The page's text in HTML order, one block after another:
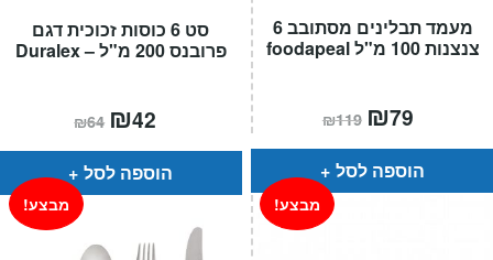
סט 6 כוסות זכוכית דגם
פרובנס 200 מ"ל – Duralex
₪64 המחיר
המקורי
היה:
₪64.
₪42
הוא:
הוספה לסל
מעמד תבלינים מסתובב 6
צנצנות 100 מ"ל foodapeal
₪119 המחיר
המקורי
היה:
₪119.
₪79
הוא:
הוספה לסל
מבצע! מבצע!